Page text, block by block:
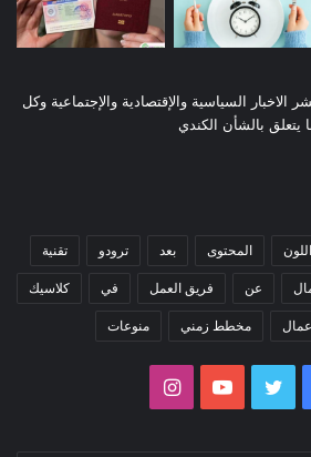
الاخبار السياسية والإقتصادية والإجتماعية وكل
يتعلق بالشأن الكندي
اللون المحتوى بعد ترودو تقنية
عن فريق العمل في كلاسيك
مخطط زمني منوعات
تويتر يوتيوبانستقرام